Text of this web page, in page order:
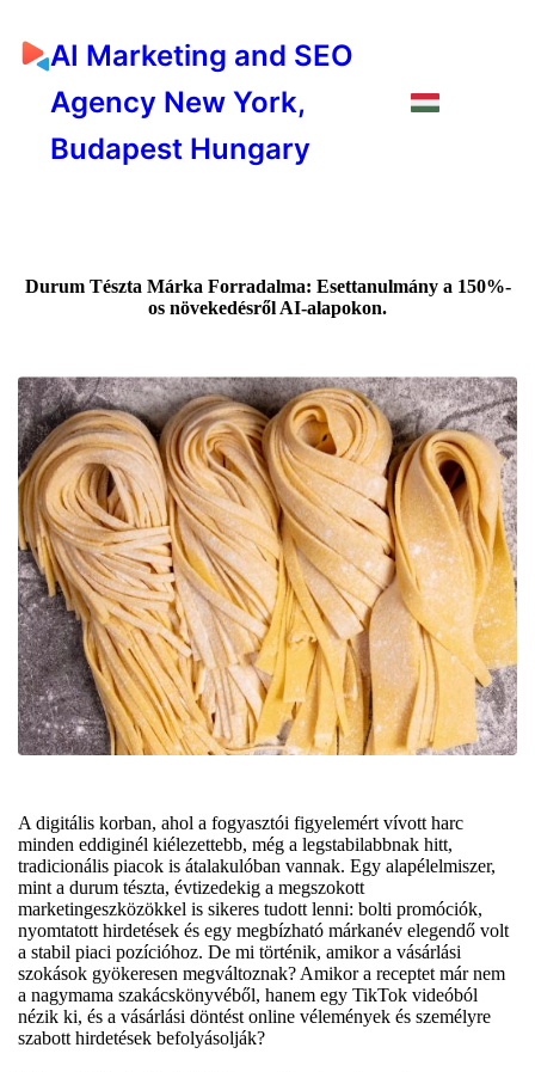
AI Marketing and SEO
Agency New York,
Budapest Hungary
Durum Tészta Márka Forradalma: Esettanulmány a 150%-
os növekedésről AI-alapokon.
A digitális korban, ahol a fogyasztói figyelemért vívott harc
minden eddiginél kiélezettebb, még a legstabilabbnak hitt,
tradicionális piacok is átalakulóban vannak. Egy alapélelmiszer,
mint a durum tészta, évtizedekig a megszokott
marketingeszközökkel is sikeres tudott lenni: bolti promóciók,
nyomtatott hirdetések és egy megbízható márkanév elegendő volt
a stabil piaci pozícióhoz. De mi történik, amikor a vásárlási
szokások gyökeresen megváltoznak? Amikor a receptet már nem
a nagymama szakácskönyvéből, hanem egy TikTok videóból
nézik ki, és a vásárlási döntést online vélemények és személyre
szabott hirdetések befolyásolják?